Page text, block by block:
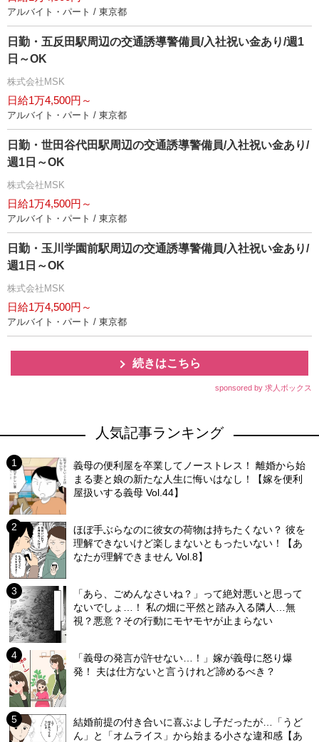
アルバイト・パート / 東京都
日勤・五反田駅周辺の交通誘導警備員/入社祝い金あり/週1
日～OK
株式会社MSK
日給1万4,500円～
アルバイト・パート / 東京都
日勤・世田谷代田駅周辺の交通誘導警備員/入社祝い金あり/
週1日～OK
株式会社MSK
日給1万4,500円～
アルバイト・パート / 東京都
日勤・玉川学園前駅周辺の交通誘導警備員/入社祝い金あり/
週1日～OK
株式会社MSK
日給1万4,500円～
アルバイト・パート / 東京都
続きはこちら
sponsored by 求人ボックス
人気記事ランキング
義母の便利屋を卒業してノーストレス！ 離婚から始
まる妻と娘の新たな人生に悔いはなし！【嫁を便利
屋扱いする義母 Vol.44】
ほぼ手ぶらなのに彼女の荷物は持ちたくない？ 彼を
理解できないけど楽しまないともったいない！【あ
なたが理解できません Vol.8】
「あら、ごめんなさいね？」って絶対悪いと思って
ないでしょ…！ 私の畑に平然と踏み入る隣人…無
視？悪意？その行動にモヤモヤが止まらない
「義母の発言が許せない…！」嫁が義母に怒り爆
発！ 夫は仕方ないと言うけれど諦めるべき？
結婚前提の付き合いに喜ぶよし子だったが…「うど
ん」と「オムライス」から始まる小さな違和感【あ